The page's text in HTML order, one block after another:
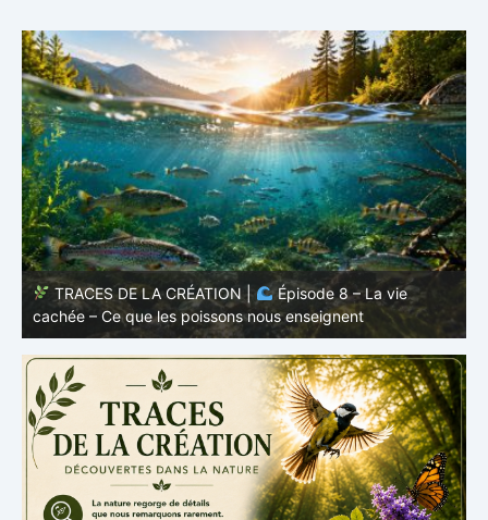
TRACES DE LA CRÉATION |
Épisode 8 – La vie
cachée – Ce que les poissons nous enseignent